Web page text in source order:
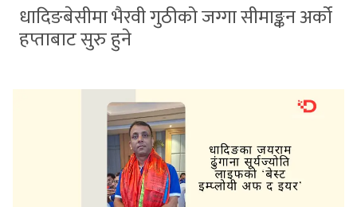
धादिङबेसीमा भैरवी गुठीको जग्गा सीमाङ्कन अर्को
हप्ताबाट सुरु हुने